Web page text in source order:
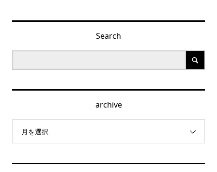
Search
archive
月を選択